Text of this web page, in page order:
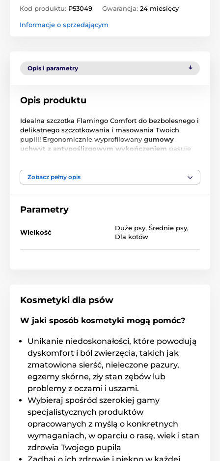
Kod produktu: P53049 Gwarancja: 24 miesięcy
Informacje o sprzedającym
Opis i parametry
Opis produktu
Idealna szczotka Flamingo Comfort do bezbolesnego i
delikatnego szczotkowania i masowania Twoich
pupili! Ergonomicznie wyprofilowany gumowy
uchwyt z antypoślizgowym wykończeniem pasuje
Inne
Pielęgnacja sierści psa
% Artykuły zoologiczne
Zobacz pełny opis
Parametry
Wielkość
Duże psy, Średnie psy,
Dla kotów
Kosmetyki dla psów
W jaki sposób kosmetyki mogą pomóc?
Unikanie niedoskonałości, które powodują
dyskomfort i ból zwierzęcia, takich jak
zmatowiona sierść, nieleczone pazury,
egzemy skórne, zły stan zębów lub
problemy z oczami i uszami.
Wybieraj spośród szerokiej gamy
specjalistycznych produktów
opracowanych z myślą o konkretnych
wymaganiach, w oparciu o rasę, wiek i stan
zdrowia Twojego pupila